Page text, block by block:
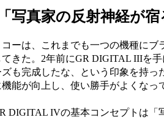
真家の反射神経が宿
ーは、これまでも一つの機種にブ
きた。2年前にGR DIGITAL IIIを
も完成したな、という印象を持っ
能が向上し、使い勝手がよくなっ
IVの基本コンセプトは「